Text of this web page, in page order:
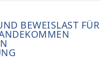
BEWEISLAST FÜR